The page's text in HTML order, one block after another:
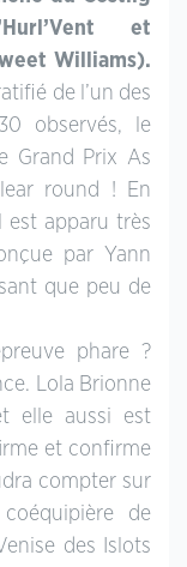
et
Williams).
de l’un des
observés, le
Grand Prix As
round ! En
est apparu très
par Yann
que peu de
phare ?
Lola Brionne
elle aussi est
et confirme
compter sur
de
des Islots